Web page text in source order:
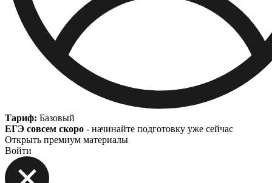
Тариф: Базовый
ЕГЭ совсем скоро - начинайте подготовку уже сейчас
Открыть премиум материалы
Войти